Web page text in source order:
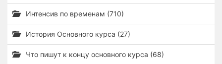
Интенсив по временам (710)
История Основного курса (27)
Что пишут к концу основного курса (68)